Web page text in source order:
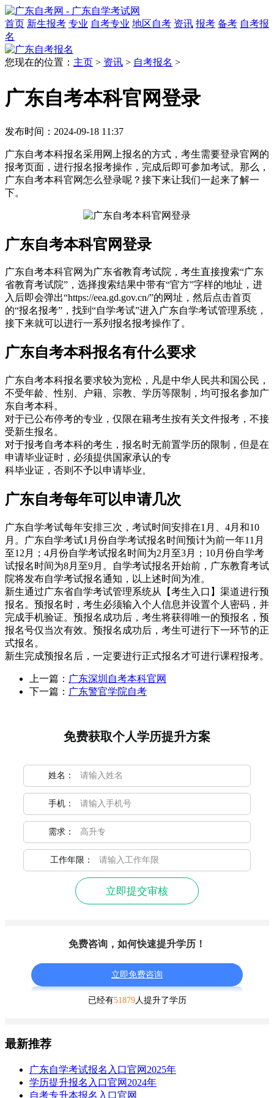
首页 新生报考 专业 自考专业 地区自考 资讯 报考 备考 自考报
名
您现在的位置： 主页 > 资讯 > 自考报名 >
广东自考本科官网登录
发布时间：2024-09-18 11:37
广东自考本科报名采用网上报名的方式，考生需要登录官网的
报考页面，进行报名报考操作，完成后即可参加考试。那么，
广东自考本科官网怎么登录呢？接下来让我们一起来了解一
下。
广东自考本科官网登录
广东自考本科官网为广东省教育考试院，考生直接搜索“广东
省教育考试院”，选择搜索结果中带有“官方”字样的地址，进
入后即会弹出“https://eea.gd.gov.cn/”的网址，然后点击首页
的“报名报考”，找到“自学考试”进入广东自学考试管理系统，
接下来就可以进行一系列报名报考操作了。
广东自考本科报名有什么要求
广东自考本科报名要求较为宽松，凡是中华人民共和国公民，
不受年龄、性别、户籍、宗教、学历等限制，均可报名参加广
东自考本科。
对于已公布停考的专业，仅限在籍考生按有关文件报考，不接
受新生报名。
对于报考自考本科的考生，报名时无前置学历的限制，但是在
申请毕业证时，必须提供国家承认的专
科毕业证，否则不予以申请毕业。
广东自考每年可以申请几次
广东自学考试每年安排三次，考试时间安排在1月、4月和10
月。广东自学考试1月份自学考试报名时间预计为前一年11月
至12月；4月份自学考试报名时间为2月至3月；10月份自学考
试报名时间为8月至9月。自学考试报名开始前，广东教育考试
院将发布自学考试报名通知，以上述时间为准。
新生通过广东省自学考试管理系统从【考生入口】渠道进行预
报名。预报名时，考生必须输入个人信息并设置个人密码，并
完成手机验证。预报名成功后，考生将获得唯一的预报名，预
报名号仅当次有效。预报名成功后，考生可进行下一环节的正
式报名。
新生完成预报名后，一定要进行正式报名才可进行课程报考。
上一篇： 广东深圳自考本科官网
下一篇： 广东警官学院自考
免费获取个人学历提升方案
姓名：
手机：
需求：
工作年限：
立即提交审核
免费咨询，如何快速提升学历！
立即免费咨询
已经有51879人提升了学历
最新推荐
广东自学考试报名入口官网2025年
学历提升报名入口官网2024年
自考专升本报名入口官网